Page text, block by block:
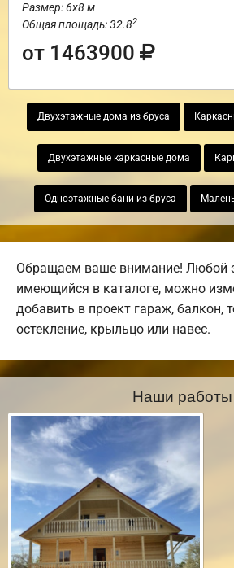
Размер: 6х8 м
Общая площадь: 32.82
от 1463900
Двухэтажные дома из бруса
Двухэтажные каркасные дома
Одноэтажные бани из бруса
Обращаем ваше внимание! Любой
имеющийся в каталоге, можно
добавить в проект гараж, балкон,
остекление, крыльцо или навес.
Наши работы